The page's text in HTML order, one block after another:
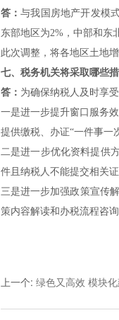
答：与我国房地产开发模
东部地区为2%，中部和东
此次调整，将各地区土地
七、税务机关将采取哪些
答： 为确保纳税人及时享
一是进一步提升窗口服务
提供缴税、办证“一件事一
二是进一步优化资料提供
件且纳税人不能提交相关
三是进一步加强政策宣传
策内容解读和办税流程咨
上一个: 绿色又高效 模块